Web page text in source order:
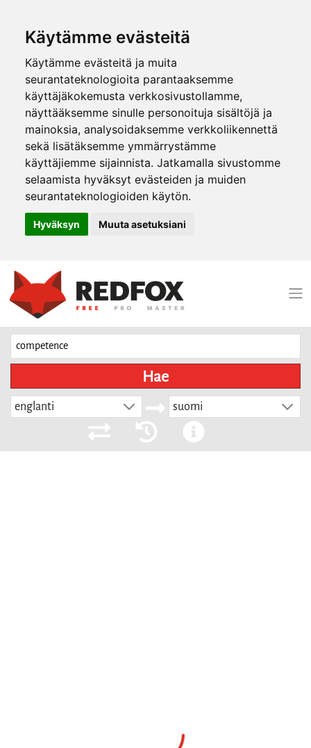
Käytämme evästeitä
Käytämme evästeitä ja muita
seurantateknologioita parantaaksemme
käyttäjäkokemusta verkkosivustollamme,
näyttääksemme sinulle personoituja sisältöjä ja
mainoksia, analysoidaksemme verkkoliikennettä
sekä lisätäksemme ymmärrystämme
käyttäjiemme sijainnista. Jatkamalla sivustomme
selaamista hyväksyt evästeiden ja muiden
seurantateknologioiden käytön.
Hyväksyn Muuta asetuksiani
Hae
englanti suomi